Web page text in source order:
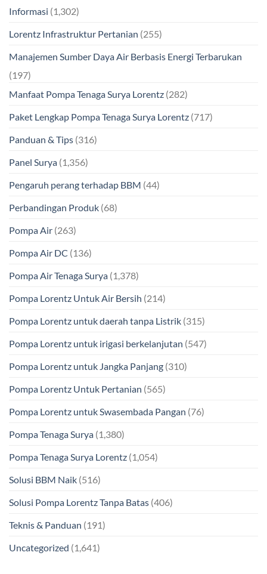
Informasi (1,302)
Lorentz Infrastruktur Pertanian (255)
Manajemen Sumber Daya Air Berbasis Energi Terbarukan
(197)
Manfaat Pompa Tenaga Surya Lorentz (282)
Paket Lengkap Pompa Tenaga Surya Lorentz (717)
Panduan & Tips (316)
Panel Surya (1,356)
Pengaruh perang terhadap BBM (44)
Perbandingan Produk (68)
Pompa Air (263)
Pompa Air DC (136)
Pompa Air Tenaga Surya (1,378)
Pompa Lorentz Untuk Air Bersih (214)
Pompa Lorentz untuk daerah tanpa Listrik (315)
Pompa Lorentz untuk irigasi berkelanjutan (547)
Pompa Lorentz untuk Jangka Panjang (310)
Pompa Lorentz Untuk Pertanian (565)
Pompa Lorentz untuk Swasembada Pangan (76)
Pompa Tenaga Surya (1,380)
Pompa Tenaga Surya Lorentz (1,054)
Solusi BBM Naik (516)
Solusi Pompa Lorentz Tanpa Batas (406)
Teknis & Panduan (191)
Uncategorized (1,641)